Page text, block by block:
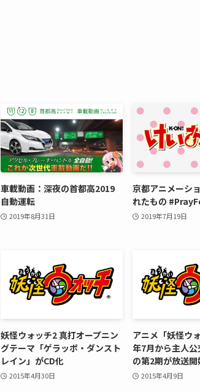
車載動画：深夜の首都高2019
自動運転
2019年8月31日
京都アニメーシ
れたもの
2019年7月19日
妖怪ウォッチ2 真打オープニン
グテーマ「ゲラッポ・ダンスト
レイン」がCD化
2015年4月30日
アニメ「妖怪ウ
年7月から主人
の第2期が放送開
2015年4月9日